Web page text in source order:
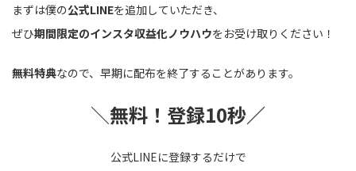
まずは僕の公式LINEを追加していただき、
ぜひ期間限定のインスタ収益化ノウハウをお受け取りください！
無料特典なので、早期に配布を終了することがあります。
＼無料！登録10秒／
公式LINEに登録するだけで